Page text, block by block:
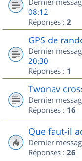
08:12
Réponses : 2
GPS de
Dernier
20:30
Réponses : 1
Twonav
Dernier
Réponses : 16
Que faut-il
Dernier
Réponses : 26